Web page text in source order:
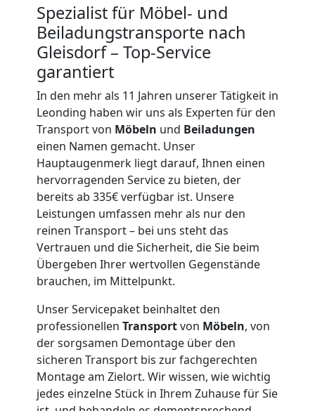
Spezialist für Möbel- und
Beiladungstransporte nach
Gleisdorf – Top-Service
garantiert
In den mehr als 11 Jahren unserer Tätigkeit in
Leonding haben wir uns als Experten für den
Transport von Möbeln und Beiladungen
einen Namen gemacht. Unser
Hauptaugenmerk liegt darauf, Ihnen einen
hervorragenden Service zu bieten, der
bereits ab 335€ verfügbar ist. Unsere
Leistungen umfassen mehr als nur den
reinen Transport – bei uns steht das
Vertrauen und die Sicherheit, die Sie beim
Übergeben Ihrer wertvollen Gegenstände
brauchen, im Mittelpunkt.
Unser Servicepaket beinhaltet den
professionellen Transportvon Möbeln, von
der sorgsamen Demontage über den
sicheren Transport bis zur fachgerechten
Montage am Zielort. Wir wissen, wie wichtig
jedes einzelne Stück in Ihrem Zuhause für Sie
Leonding
Umzug
für
Senioren
Leonding
Fernumzug
Leonding
Firmenumzug